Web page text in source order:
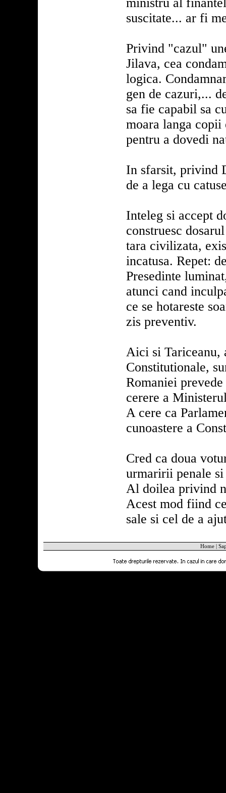
suscitate... ar fi
Privind "cazul"
Jilava, cea
logica.
gen de cazuri,...
sa fie capabil sa
moara langa copii
pentru a dovedi
In sfarsit, privind
de a lega cu
Inteleg si accept
construesc
tara civilizata,
incatusa. Repet:
Presedinte
atunci cand
ce se hotareste
zis preventiv.
Aici si Tariceanu,
Constitutionale,
Romaniei
cerere a
A cere ca
cunoastere a
Cred ca doua
urmaririi penale si
Al doilea privind
Acest mod fiind
sale si cel de a
Home